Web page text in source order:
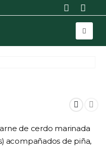
de cerdo marinada
acompañados de piña,